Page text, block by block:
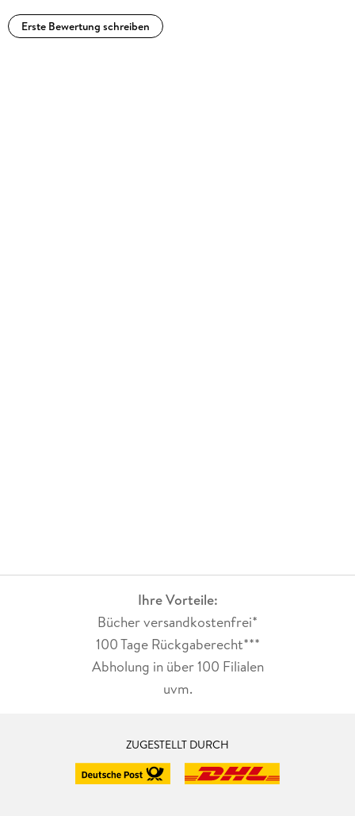
Erste Bewertung schreiben
Ihre Vorteile:
Bücher versandkostenfrei*
100 Tage Rückgaberecht***
Abholung in über 100 Filialen
uvm.
ZUGESTELLT DURCH